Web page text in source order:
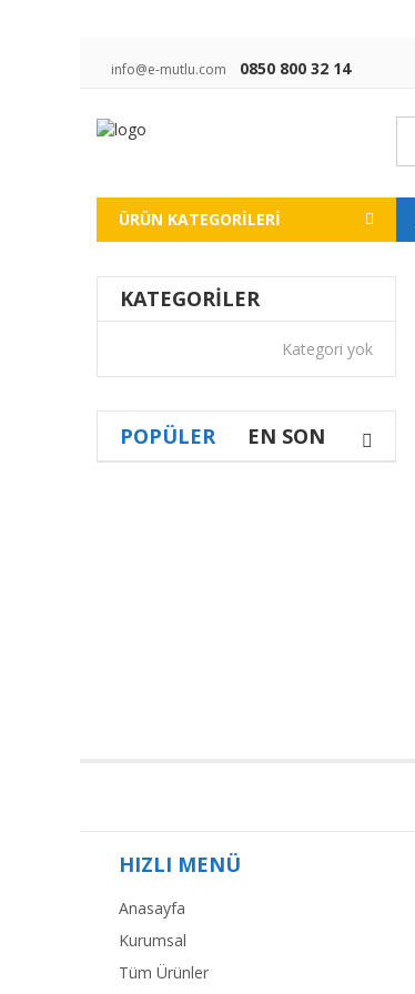
info@e-mutlu.com 0850 800 32 14
ÜRÜN KATEGORILERI
KATEGORILER
Kategori yok
POPÜLER EN SON
HIZLI MENÜ
Anasayfa
Kurumsal
Tüm Ürünler